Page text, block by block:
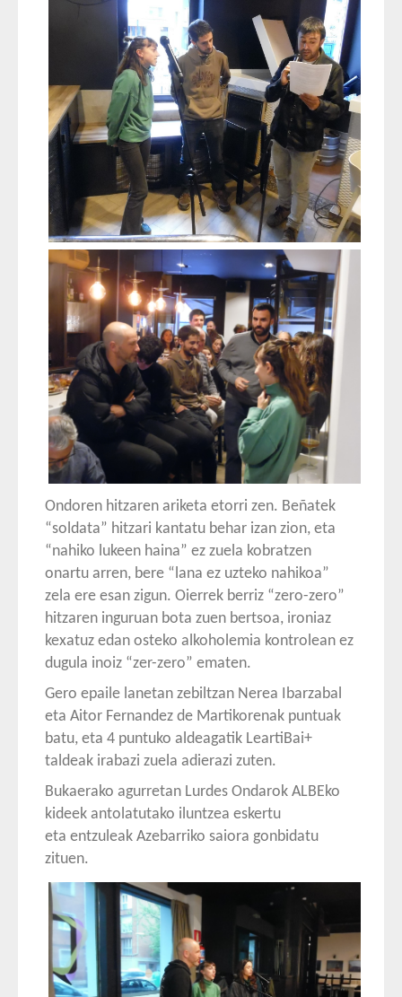
Ondoren hitzaren ariketa etorri zen. Beñatek
“soldata” hitzari kantatu behar izan zion, eta
“nahiko lukeen haina” ez zuela kobratzen
onartu arren, bere “lana ez uzteko nahikoa”
zela ere esan zigun. Oierrek berriz “zero-zero”
hitzaren inguruan bota zuen bertsoa, ironiaz
kexatuz edan osteko alkoholemia kontrolean ez
dugula inoiz “zer-zero” ematen.
Gero epaile lanetan zebiltzan Nerea Ibarzabal
eta Aitor Fernandez de Martikorenak puntuak
batu, eta 4 puntuko aldeagatik LeartiBai+
taldeak irabazi zuela adierazi zuten.
Bukaerako agurretan Lurdes Ondarok ALBEko
kideek antolatutako iluntzea eskertu
eta entzuleak Azebarriko saiora gonbidatu
zituen.